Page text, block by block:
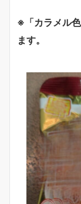
※「カラメル
ます。